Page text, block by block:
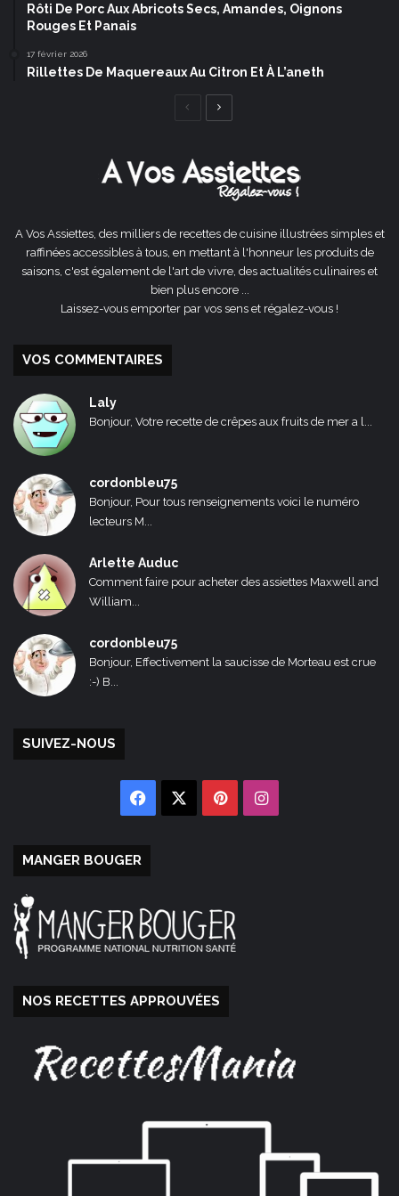
Rôti De Porc Aux Abricots Secs, Amandes, Oignons
Rouges Et Panais
17 février 2026
Rillettes De Maquereaux Au Citron Et À L’aneth
Page
A Vos Assiettes, des milliers de recettes de cuisine illustrées simples et
raffinées accessibles à tous, en mettant à l'honneur les produits de
saisons, c'est également de l'art de vivre, des actualités culinaires et
bien plus encore ...
Laissez-vous emporter par vos sens et régalez-vous !
VOS COMMENTAIRES
Laly
Bonjour, Votre recette de crêpes aux fruits de mer a l...
cordonbleu75
Bonjour, Pour tous renseignements voici le numéro
lecteurs M...
Arlette Auduc
Comment faire pour acheter des assiettes Maxwell and
William...
cordonbleu75
Bonjour, Effectivement la saucisse de Morteau est crue
:-) B...
SUIVEZ-NOUS
Facebook PinterestInstagram
MANGER BOUGER
NOS RECETTES APPROUVÉES